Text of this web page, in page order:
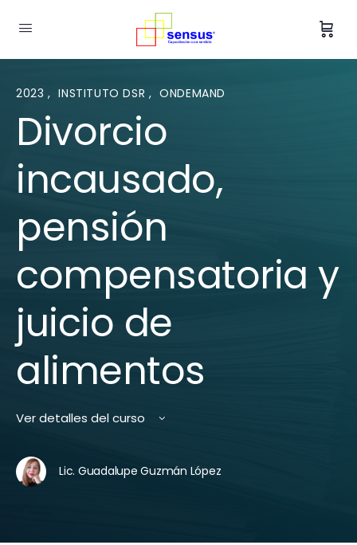
2023, INSTITUTO DSR , ONDEMAND
Divorcio
incausado,
pensión
compensatoria y
juicio de
alimentos
Ver detalles del curso
Lic. Guadalupe Guzmán López